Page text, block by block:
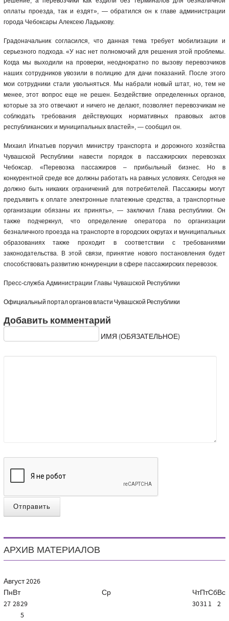
оплаты проезда, так и ездят», — обратился он к главе администрации
города Чебоксары Алексею Ладыкову.
Градоначальник согласился, что данная тема требует мобилизации и
серьезного подхода. «У нас нет полномочий для решения этой проблемы.
Когда мы выходили на проверки, неоднократно по вызову перевозчиков
наших сотрудников увозили в полицию для дачи показаний. После этого
мои сотрудники стали увольняться. Мы набрали новый штат, но, тем не
менее, этот вопрос еще не решен. Бездействие определенных органов,
которые за это отвечают и ничего не делают, позволяет перевозчикам не
соблюдать требования действующих нормативных правовых актов
республиканских и муниципальных властей», — сообщил он.
Михаил Игнатьев поручил министру транспорта и дорожного хозяйства
Чувашской Республики навести порядок в пассажирских перевозках
Чебоксар. «Перевозка пассажиров – прибыльный бизнес. Но в
конкурентной среде все должны работать на равных условиях. Сегодня не
должно быть никаких ограничений для потребителей. Пассажиры могут
предъявить к оплате электронные платежные средства, а транспортные
организации обязаны их принять», — заключил Глава республики. Он
также подчеркнул, что определение оператора по организации
безналичного проезда на транспорте в городских округах и муниципальных
образованиях также проходит в соответствии с требованиями
законодательства. В этой связи, принятие нового постановления будет
способствовать развитию конкуренции в сфере пассажирских перевозок.
Пресс-служба Администрации Главы Чувашской Республики
Официальный портал органов власти Чувашской Республики
Добавить комментарий
ИМЯ (ОБЯЗАТЕЛЬНОЕ)
Отправить
АРХИВ МАТЕРИАЛОВ
Август2026
ПнВт Ср ЧтПтСбВс
27 2829 30311 2
5